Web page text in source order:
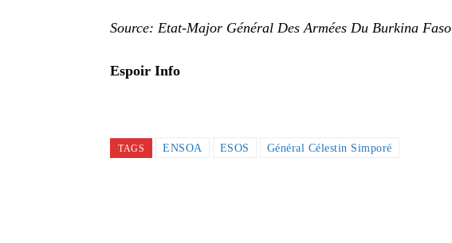
Source: Etat-Major Général Des Armées Du Burkina Faso
Espoir Info
TAGS ENSOA ESOS Général Célestin Simporé